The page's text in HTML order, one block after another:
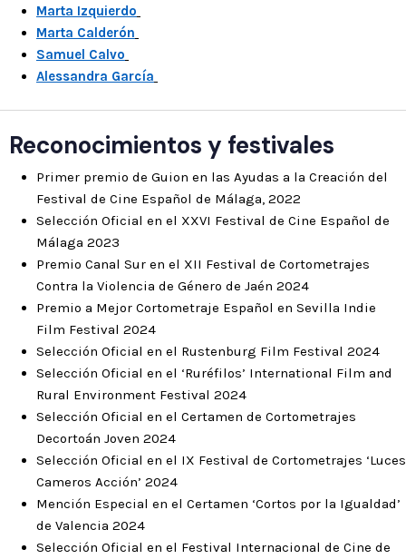
Marta Izquierdo
Marta Calderón
Samuel Calvo
Alessandra García
Reconocimientos y festivales
Primer premio de Guion en las Ayudas a la Creación del
Festival de Cine Español de Málaga, 2022
Selección Oficial en el XXVI Festival de Cine Español de
Málaga 2023
Premio Canal Sur en el XII Festival de Cortometrajes
Contra la Violencia de Género de Jaén 2024
Premio a Mejor Cortometraje Español en Sevilla Indie
Film Festival 2024
Selección Oficial en el Rustenburg Film Festival 2024
Selección Oficial en el ‘Ruréfilos’ International Film and
Rural Environment Festival 2024
Selección Oficial en el Certamen de Cortometrajes
Decortoán Joven 2024
Selección Oficial en el IX Festival de Cortometrajes ‘Luces
Cameros Acción’ 2024
Mención Especial en el Certamen ‘Cortos por la Igualdad’
de Valencia 2024
Selección Oficial en el Festival Internacional de Cine de